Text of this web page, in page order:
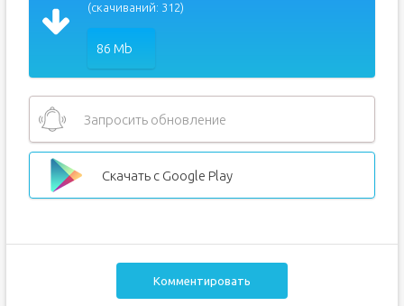
(скачиваний: 312)
86 Mb
Запросить обновление
Скачать с Google Play
Комментировать